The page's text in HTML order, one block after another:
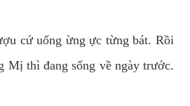
cứ uống ừng ực từng bát. Rồi
Mị thì đang sống về ngày trước.